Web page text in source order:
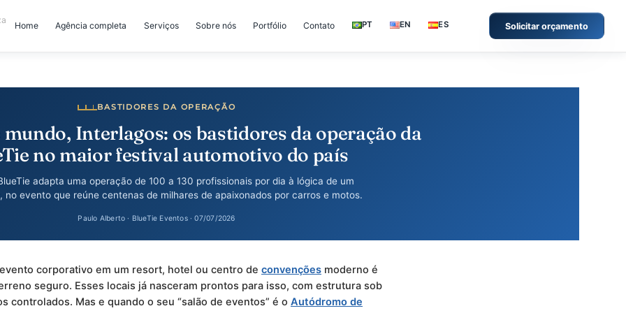
Home Agência completa Serviços Sobre nós Portfólio Contato
mundo, Interlagos: os bastidores da operação da
no maior festival automotivo do país
a BlueTie adapta uma operação de 100 a 130 profissionais por dia à lógica de um
no evento que reúne centenas de milhares de apaixonados por carros e motos.
Paulo Alberto · BlueTie Eventos · 07/07/2026
um evento corporativo em um resort, hotel ou centro deconvenções